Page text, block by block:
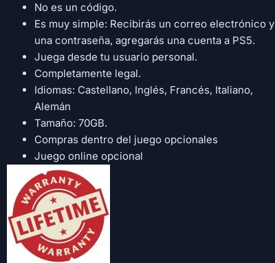
No es un código.
Es muy simple: Recibirás un correo electrónico y
una contraseña, agregarás una cuenta a PS5.
Juega desde tu usuario personal.
Completamente legal.
Idiomas: Castellano, Inglés, Francés, Italiano,
Alemán
Tamaño: 70GB.
Compras dentro del juego opcionales
Juego online opcional